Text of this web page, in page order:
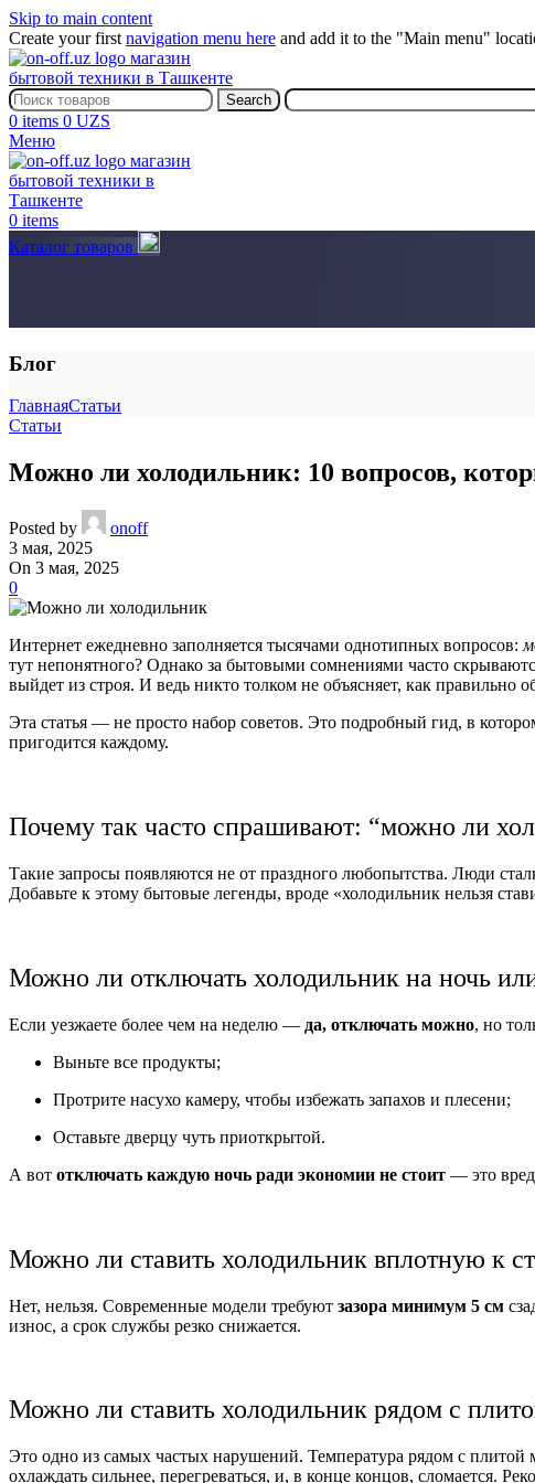
Skip to main content
Create your first navigation menu here and add it to the "Main menu"
Search
0 items 0 UZS
Меню
0 items
Каталог товаров
Блог
ГлавнаяСтатьи
Статьи
Можно ли холодильник: 10 вопросов,
Posted by
onoff
3 мая, 2025
On 3 мая, 2025
0
Интернет ежедневно заполняется тысячами однотипных вопросов:
тут непонятного? Однако за бытовыми сомнениями часто
выйдет из строя. И ведь никто толком не объясняет, как правильно
Эта статья — не просто набор советов. Это подробный гид, в
пригодится каждому.
Почему так часто спрашивают: “можно ли
Такие запросы появляются не от праздного любопытства. Люди
Добавьте к этому бытовые легенды, вроде «холодильник нельзя
Можно ли отключать холодильник на ночь
Если уезжаете более чем на неделю — да, отключать можно, но
Выньте все продукты;
Протрите насухо камеру, чтобы избежать запахов и плесени;
Оставьте дверцу чуть приоткрытой.
А вот отключать каждую ночь ради экономии не стоит — это
Можно ли ставить холодильник вплотную к
Нет, нельзя. Современные модели требуют зазора минимум 5 см
износ, а срок службы резко снижается.
Можно ли ставить холодильник рядом с
Это одно из самых частых нарушений. Температура рядом с
охлаждать сильнее, перегреваться, и, в конце концов, сломается.